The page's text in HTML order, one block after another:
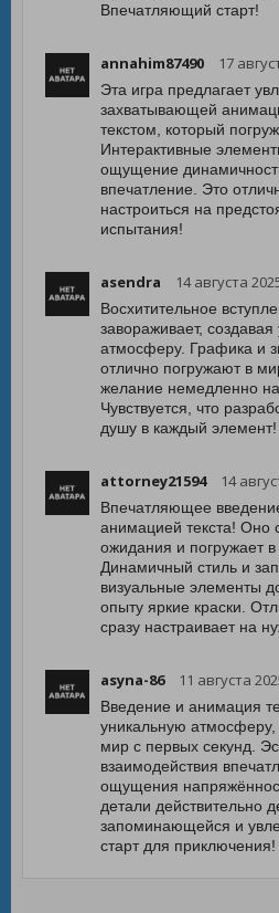
Впечатляющий старт!
annahim87490 17
Эта игра предлагает
захватывающей
текстом, который
Интерактивные
ощущение
впечатление. Это
настроиться на
испытания!
asendra 14 августа
Восхитительное
завораживает,
атмосферу. Графика и
отлично погружают в
желание немедленно
Чувствуется, что
душу в каждый элемент!
attorney21594 14
Впечатляющее
анимацией текста! Оно
ожидания и погружает в
Динамичный стиль и
визуальные элементы
опыту яркие краски.
сразу настраивает на
asyna-86 11 августа
Введение и анимация
уникальную атмосферу,
мир с первых секунд.
взаимодействия
ощущения
детали действительно
запоминающейся и
старт для приключения!